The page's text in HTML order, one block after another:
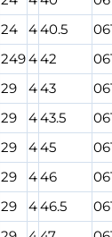
24 440.5
249442
29 443
29 443.5
29 445
29 446
29 446.5